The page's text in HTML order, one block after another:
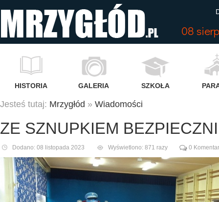
08
HISTORIA GALERIA SZKOŁA
Jesteś tutaj: Mrzygłód » Wiadomości
ZE SZNUPKIEM
Dodano: 08 listopada 2023 Wyświetlono: 871 razy 0